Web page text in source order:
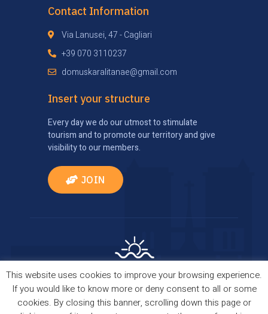
Contact Information
Via Lanusei, 47 - Cagliari
+39 070 3110237
domuskaralitanae@gmail.com
Insert your structure
Every day we do our utmost to stimulate
tourism and to promote our territory and give
visibility to our members.
JOIN
Privacy Policy|Cookie Policy| Comes true thanks
toTourismBrain
Copyright © 2021 Domus Kalaritanae. All Rights
This website uses cookies to improve your browsing experience.
If you would like to know more or deny consent to all or some
cookies. By closing this banner, scrolling down this page or